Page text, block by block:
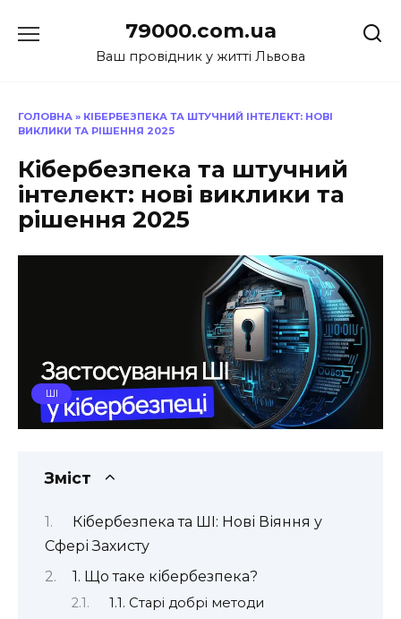
до
79000.com.ua
Ваш провідник у житті Львова
ГОЛОВНА » КІБЕРБЕЗПЕКА ТА ШТУЧНИЙ ІНТЕЛЕКТ: НОВІ
ВИКЛИКИ ТА РІШЕННЯ 2025
Кібербезпека та штучний
інтелект: нові виклики та
рішення 2025
ШІ
Зміст
Кібербезпека та ШІ: Нові Віяння у
Сфері Захисту
1. Що таке кібербезпека?
1.1. Старі добрі методи